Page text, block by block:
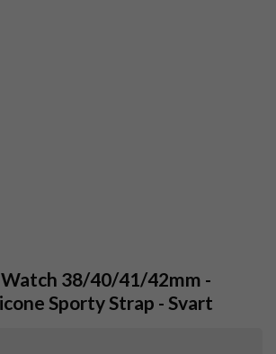
38/40/41/42mm -
Sporty Strap - Svart